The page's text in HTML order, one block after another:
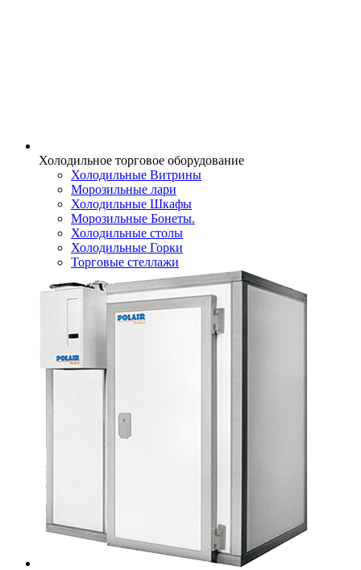
Холодильное торговое оборудование
Холодильные Витрины
Морозильные лари
Холодильные Шкафы
Морозильные Бонеты.
Холодильные столы
Холодильные Горки
Торговые стеллажи